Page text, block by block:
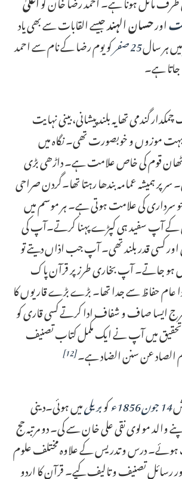
اورحسان الہندجیسے القابات سے بھی یاد
ہر سال25 صفر
کو یوم رضا کے نام سے احمد
جاتا ہے۔
گندمی تھا یہ بلند پیشانی، بینی نہایت
موزوں و خوبصورت تھی۔ نگاہ میں
قوم کی خاص علامت ہے۔ داڑھی بڑی
ہمیشہ عمامہ بندھا رہتا تھا۔گردن صراحی
سرداری کی علامت ہوتی ہے۔ ہر موسم میں
آپ سفید ہی کپڑے پہنا کرتے۔آپ کی
اور کسی قدر بلند تھی۔ آپ جب اذاں دیتے تو
ہو جاتے۔ آپ بخاری طرز پر قرآن پاک
عام حفاظ سے جدا تھا۔ بڑے بڑے قاریوں کا
ایسا صاف و شفاف ادا کرتے کسی قاری کو
میں آپ نے ایک مکمل کتاب تصنیف
الصاد عن سنن الضاد ہے۔[12]
14 جون 1856ء کوبریلیمیں ہوئی۔دینی
والد مولوی نقی علی خان سے کی۔ دو مرتبہ حج
درس و تدریس کے علاوہ مختلف علوم
رسائل تصنیف و تالیف کیے۔ قرآن کا اردو